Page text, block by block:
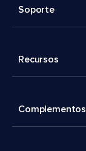
Soporte
Recursos
Complementos